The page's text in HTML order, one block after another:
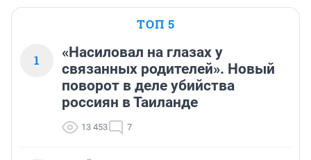
ТОП 5
1
«Насиловал на глазах у
связанных родителей». Новый
поворот в деле убийства
россиян в Таиланде
13 453 7